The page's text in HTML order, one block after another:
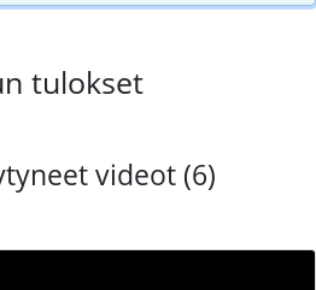
tulokset
videot (6)